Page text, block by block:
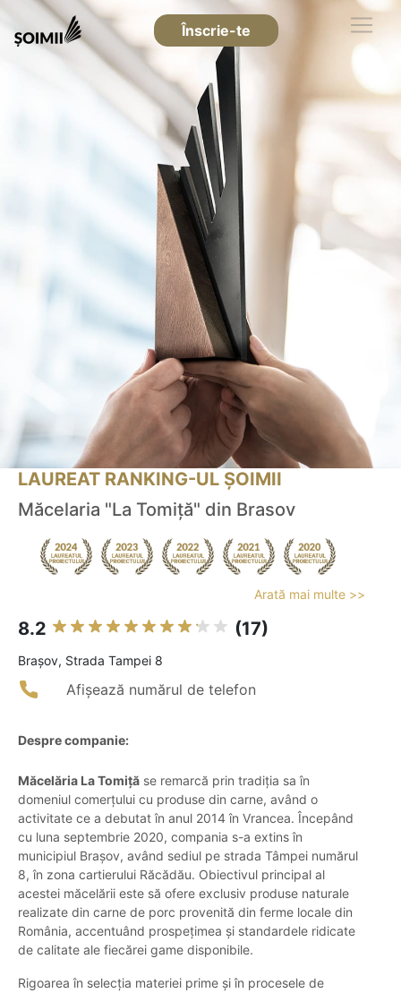
Înscrie-te
LAUREAT RANKING-UL ȘOIMII
Măcelaria "La Tomiță" din Brasov
Arată mai multe >>
8.2 (17)
Braşov, Strada Tampei 8
Afișează numărul de telefon
Despre companie:
Măcelăria La Tomiță se remarcă prin tradiția sa în
domeniul comerțului cu produse din carne, având o
activitate ce a debutat în anul 2014 în Vrancea. Începând
cu luna septembrie 2020, compania s-a extins în
municipiul Brașov, având sediul pe strada Tâmpei numărul
8, în zona cartierului Răcădău. Obiectivul principal al
acestei măcelării este să ofere exclusiv produse naturale
realizate din carne de porc provenită din ferme locale din
România, accentuând prospețimea și standardele ridicate
de calitate ale fiecărei game disponibile.
Rigoarea în selecția materiei prime și în procesele de